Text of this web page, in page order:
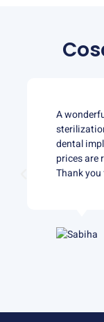
A
dental
prices are
Thank